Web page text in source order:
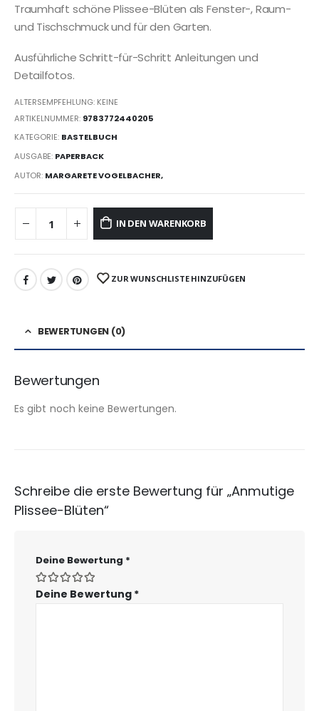
Traumhaft schöne Plissee-Blüten als Fenster-, Raum-
und Tischschmuck und für den Garten.
Ausführliche Schritt-für-Schritt Anleitungen und
Detailfotos.
ALTERSEMPFEHLUNG: KEINE
ARTIKELNUMMER: 9783772440205
KATEGORIE: BASTELBUCH
AUSGABE: PAPERBACK
AUTOR: MARGARETE VOGELBACHER,
IN DEN WARENKORB
ZUR WUNSCHLISTE HINZUFÜGEN
BEWERTUNGEN (0)
Bewertungen
Es gibt noch keine Bewertungen.
Schreibe die erste Bewertung für „Anmutige
Plissee-Blüten“
Deine Bewertung *
Deine Bewertung *